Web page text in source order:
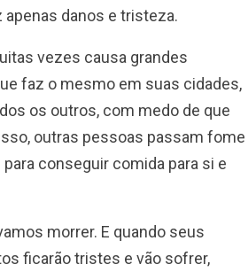
apenas danos e tristeza.
vezes causa grandes
faz o mesmo em suas cidades,
os outros, com medo de que
outras pessoas passam fome
conseguir comida para si e
morrer. E quando seus
ficarão tristes e vão sofrer,